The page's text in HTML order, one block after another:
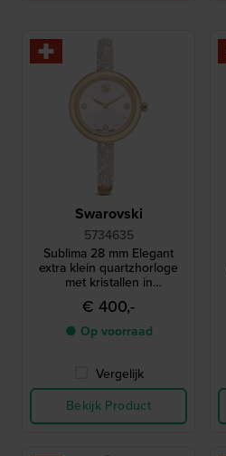
Swarovski
5734635
Sublima 28 mm Elegant
extra klein quartzhorloge
met kristallen in
armbandstijl
€ 400,-
● Op voorraad
Vergelijk
Bekijk Product